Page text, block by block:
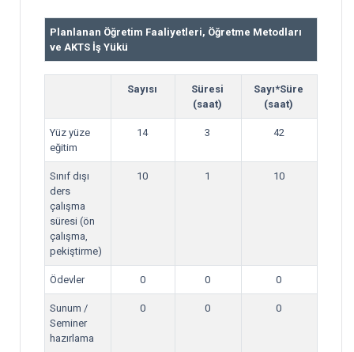
Planlanan Öğretim Faaliyetleri, Öğretme Metodları
ve AKTS İş Yükü
Sayısı
Süresi
(saat)
Sayı*Süre
(saat)
Yüz yüze
eğitim
14 3 42
Sınıf dışı
ders
çalışma
süresi (ön
çalışma,
pekiştirme)
10 1 10
Ödevler 0 0 0
Sunum /
Seminer
hazırlama
0 0 0